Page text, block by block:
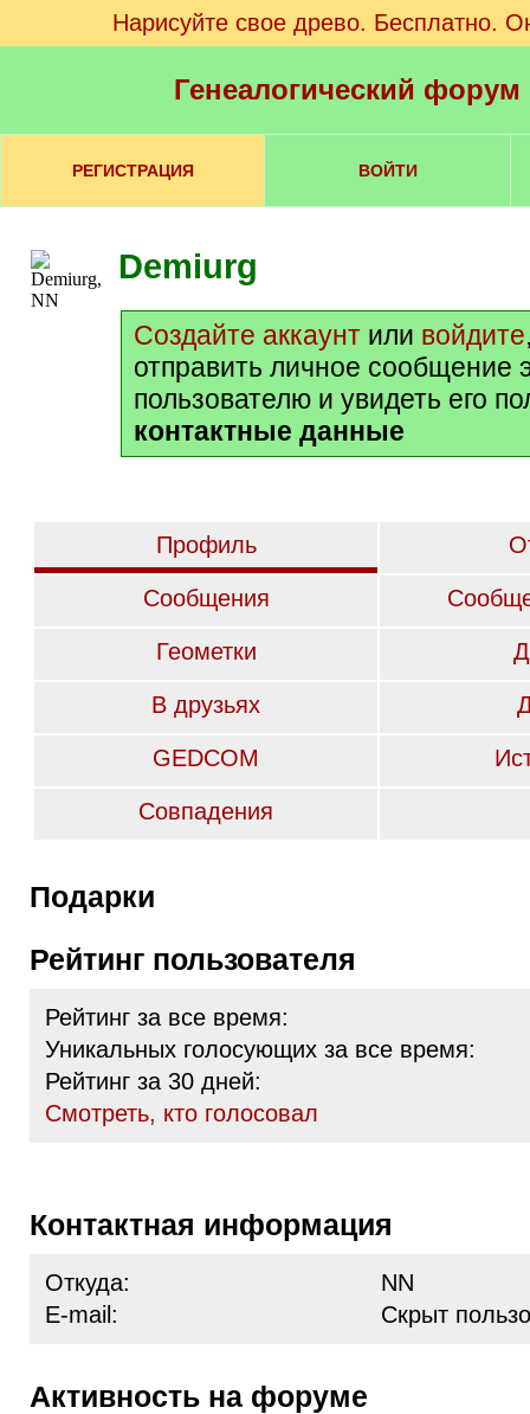
Нарисуйте свое древо. Бесплатно.
Генеалогический
РЕГИСТРАЦИЯ ВОЙТИ
Demiurg
Создайте аккаунт или войдите
отправить личное сообщение
пользователю и увидеть его
контактные данные
Профиль
Сообщения
Геометки
В друзьях
GEDCOM
Совпадения
Подарки
Рейтинг пользователя
Рейтинг за все время:
Уникальных голосующих за все время:
Рейтинг за 30 дней:
Cмотреть, кто голосовал
Контактная информация
Откуда:
NN
E-mail:
Скрыт
Активность на форуме